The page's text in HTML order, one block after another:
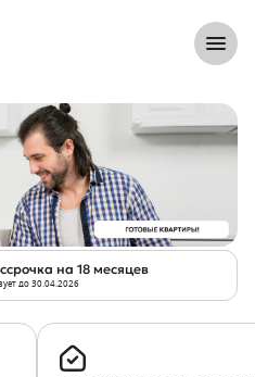
рассрочка
на 18 месяцев
до 30.04.2026